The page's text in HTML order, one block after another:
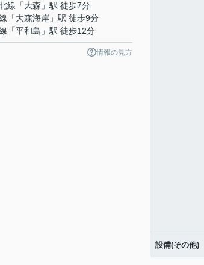
線 「大森 」駅 徒歩7分
「大森海岸 」駅 徒歩9分
「平和島 」駅 徒歩12分
情報の見方
設備(その他)